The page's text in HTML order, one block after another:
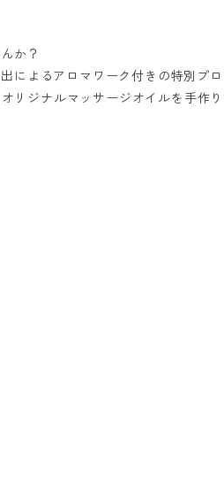
か？
によるアロマワーク付きの特別プ
リジナルマッサージオイルを手作